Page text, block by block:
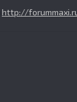
http://